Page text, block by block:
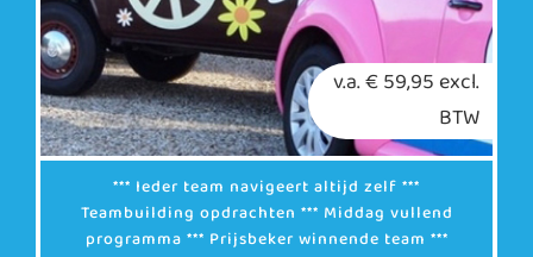
v.a. € 59,95 excl.
BTW
*** Ieder team navigeert altijd zelf ***
Teambuilding opdrachten *** Middag vullend
programma *** Prijsbeker winnende team ***